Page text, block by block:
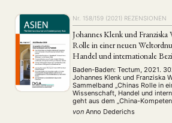
Nr. 158/159 (2021) REZENSIONEN
Johannes Klenk und
Rolle in einer neuen
Handel und internationale
Baden-Baden: Tectum, 2021.
Johannes Klenk und Franziska
Sammelband „Chinas Rolle in
Wissenschaft, Handel und
geht aus dem „China-
(CHIKOH)“ hervor, das im
des BMBF zur Förderung von
von Anno Dederichs